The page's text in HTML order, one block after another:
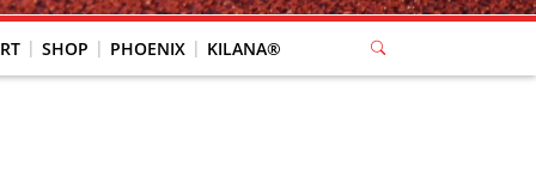
SHOP PHOENIX KILANA®